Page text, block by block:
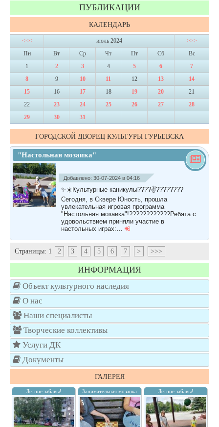
ПУБЛИКАЦИИ
КАЛЕНДАРЬ
<<< июль 2024
>>>
Пн
Вт Ср Чт Пт Сб
Вс
1
2 3 4 5 6
7
8
9 10 11 12 13
14
15
16 17 18 19 20
21
22
23 24 25 26 27
28
29
30 31
ГОРОДСКОЙ ДВОРЕЦ КУЛЬТУРЫ ГУРЬЕВСКА
"Настольная мозаика"
Добавлено: 30-07-2024 в 04:16
✨☀️Культурные каникулы????✌️????????
Сегодня, в Сквере Юность, прошла
увлекательная игровая программа
"Настольная мозаика"!????????????Ребята с
удовольствием приняли участие в
настольных играх:…
Страницы: 1 2 3 4 5 6 7 > >>>
ИНФОРМАЦИЯ
Объект культурного наследия
О нас
Наши специалисты
Творческие коллективы
Услуги ДК
Документы
ГАЛЕРЕЯ
Летние забавы! Занимательная мозаика Летние забавы!